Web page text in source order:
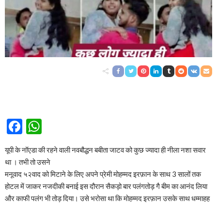
Facebook
यूपी के नॉएडा की रहने वाली नवबौद्धन बबीता जाटव को कुछ ज्यादा ही नीला नशा सवार
था । तभी तो उसने
मनूवाद ५२वाद को मिटाने के लिए अपने प्रेमी मोहम्मद इरफ़ान के साथ 3 सालों तक
होटल में जाकर नजदीकी बनाई इस दौरान सैकड़ो बार पलंगतोड़ गै बीम का आनंद लिया
और काफी पलंग भी तोड़ दिया। उसे भरोसा था कि मोहम्मद इरफ़ान उसके साथ धम्माहह